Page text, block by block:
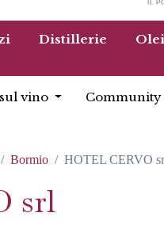
Distillerie
vino Community
Bormio HOTEL CERVO
srl